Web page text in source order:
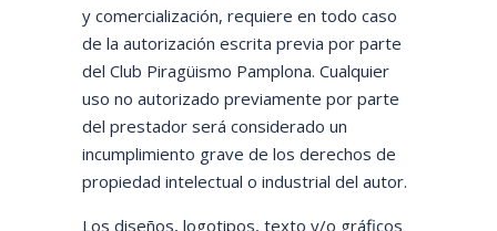
y comercialización, requiere en todo caso
de la autorización escrita previa por parte
del Club Piragüismo Pamplona. Cualquier
uso no autorizado previamente por parte
del prestador será considerado un
incumplimiento grave de los derechos de
propiedad intelectual o industrial del autor.
Los diseños, logotipos, texto y/o gráficos